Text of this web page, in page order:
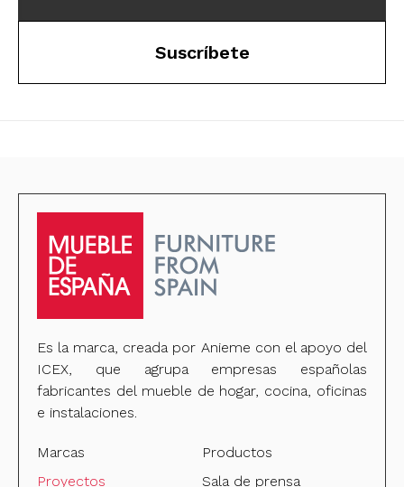
Suscríbete
Es la marca, creada por Anieme con el apoyo del
ICEX, que agrupa empresas españolas
fabricantes del mueble de hogar, cocina, oficinas
e instalaciones.
Marcas
Productos
Proyectos
Sala de prensa